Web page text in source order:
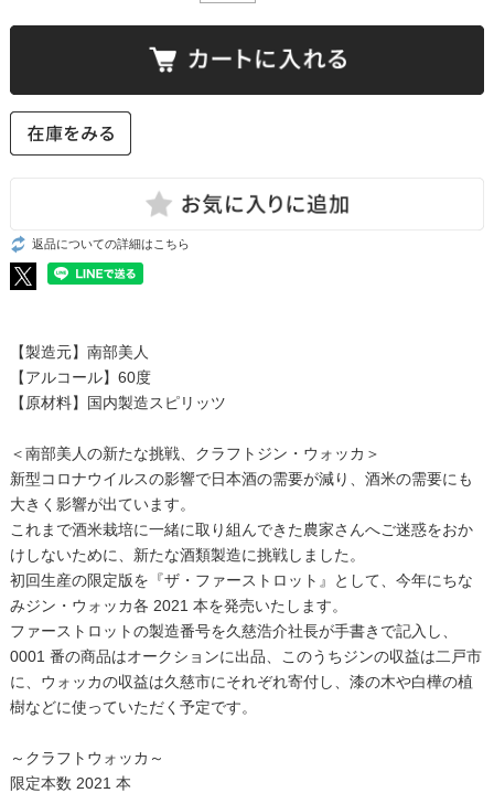
返品についての詳細はこちら
【製造元】南部美人
【アルコール】60度
【原材料】国内製造スピリッツ
＜南部美人の新たな挑戦、クラフトジン・ウォッカ＞
新型コロナウイルスの影響で日本酒の需要が減り、酒米の需要にも
大きく影響が出ています。
これまで酒米栽培に一緒に取り組んできた農家さんへご迷惑をおか
けしないために、新たな酒類製造に挑戦しました。
初回生産の限定版を『ザ・ファーストロット』として、今年にちな
みジン・ウォッカ各 2021 本を発売いたします。
ファーストロットの製造番号を久慈浩介社長が手書きで記入し、
0001 番の商品はオークションに出品、このうちジンの収益は二戸市
に、ウォッカの収益は久慈市にそれぞれ寄付し、漆の木や白樺の植
樹などに使っていただく予定です。
～クラフトウォッカ～
限定本数 2021 本